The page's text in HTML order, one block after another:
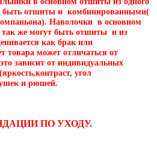
быть отшиты и комбинированными(
Наволочки в основном
же могут быть отшиты и из
как брак или
товара может отличаться от
зависит от индивидуальных
угол
и рюшей.
ПО УХОДУ.